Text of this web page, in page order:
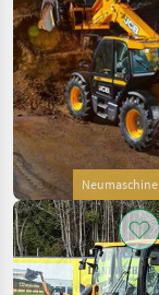
Neumaschine